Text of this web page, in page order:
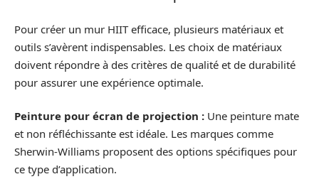
Pour créer un mur HIIT efficace, plusieurs matériaux et
outils s’avèrent indispensables. Les choix de matériaux
doivent répondre à des critères de qualité et de durabilité
pour assurer une expérience optimale.
Peinture pour écran de projection : Une peinture mate
et non réfléchissante est idéale. Les marques comme
Sherwin-Williams proposent des options spécifiques pour
ce type d’application.